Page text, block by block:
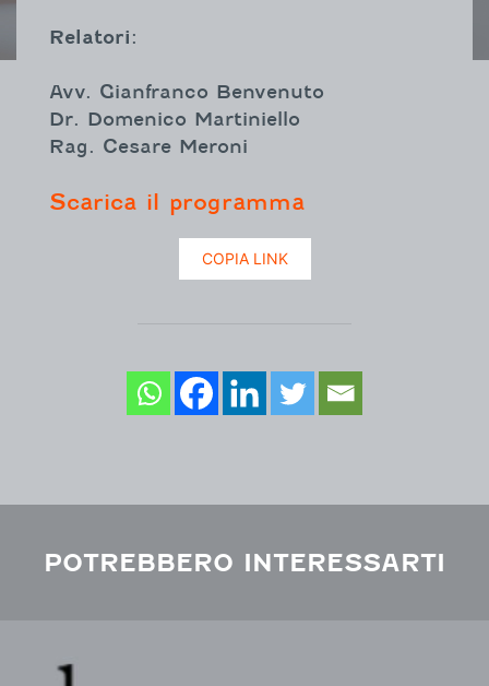
Relatori :
Avv. Gianfranco Benvenuto
Dr. Domenico Martiniello
Rag. Cesare Meroni
Scarica il programma
COPIA LINK
POTREBBERO INTERESSARTI